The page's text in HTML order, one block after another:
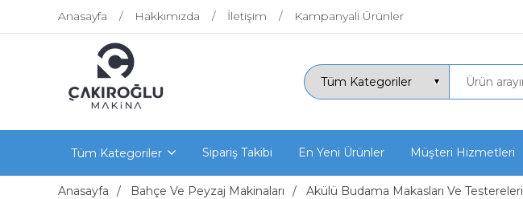
Anasayfa Hakkımızda İletişim Kampanyali Ürünler
Tüm Kategoriler Sipariş Takibi En Yeni Ürünler Müşteri Hizmetleri
Anasayfa Bahçe Ve Peyzaj Makinaları Akülü Budama Makasları Ve Testereleri